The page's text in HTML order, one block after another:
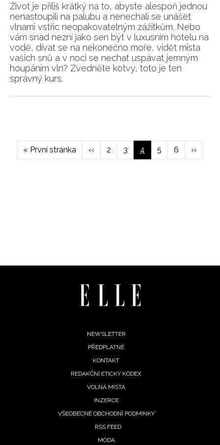
ODESLAT
zpracováním údajů k tomuto účelu podleZásad ochrany
Život je příliš krátký na to, abyste alespoň jednou
nenastoupili na palubu a nenechali se unášet
vlnami vstříc neopakovatelným zážitkům. Nebo
vám snad nezní jako sen být v luxusním hotelu na
vodě, dívat se na nekonečno moře, vidět místa
vašich snů a v noci se nechat uspávat jemným
houpáním vln? Zvedněte kotvy, toto je ten
správný kurs.
First
page
« První stránka
Předchozí
stránka
‹‹ Page
2 Page
3
Aktuální
stránka
4 Page
5 Page
6
stránka
››
NEWSLETTER
PŘEDPLATNÉ
KONTAKT
REDAKČNÍ ETICKÝ KODEX
VOLNÁ MÍSTA
INZERCE
VŠEOBECNÉ OBCHODNÍ PODMÍNKY
RSS FEED
MÓDA